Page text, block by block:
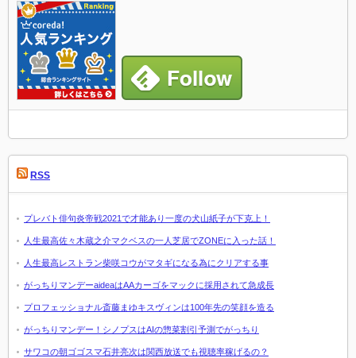
RSS
プレバト俳句炎帝戦2021で才能あり一度の犬山紙子が下克上！
人生最高佐々木蔵之介マクベスの一人芝居でZONEに入った話！
人生最高レストラン柴咲コウがマタギになる為にクリアする事
がっちりマンデーaideaはAAカーゴをマックに採用されて急成長
プロフェッショナル斎藤まゆキスヴィンは100年先の笑顔を造る
がっちりマンデー！シノプスはAIの惣菜割引予測でがっちり
サワコの朝ゴゴスマ石井亮次は関西放送でも視聴率稼げるの？